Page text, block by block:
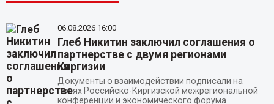
06.08.2026 16:00
Глеб Никитин заключил соглашения о
партнерстве с двумя регионами
Киргизии
Документы о взаимодействии подписали на
полях Российско-Киргизской межрегиональной
конференции и экономического форума